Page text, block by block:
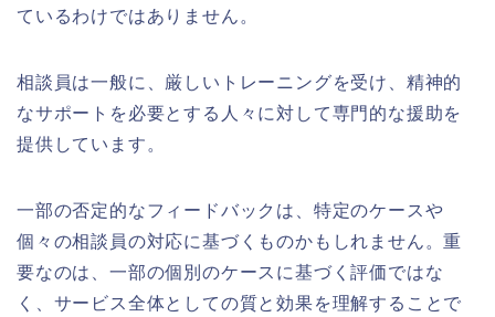
ているわけではありません。
相談員は一般に、厳しいトレーニングを受け、精神的
なサポートを必要とする人々に対して専門的な援助を
提供しています。
一部の否定的なフィードバックは、特定のケースや
個々の相談員の対応に基づくものかもしれません。重
要なのは、一部の個別のケースに基づく評価ではな
く、サービス全体としての質と効果を理解することで